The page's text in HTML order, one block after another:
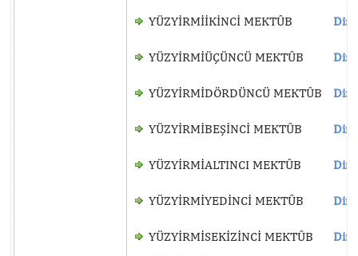
YÜZYİRMİİKİNCİ MEKTÛB
YÜZYİRMİÜÇÜNCÜ MEKTÛB
YÜZYİRMİDÖRDÜNCÜ MEKTÛB
YÜZYİRMİBEŞİNCİ MEKTÛB
YÜZYİRMİALTINCI MEKTÛB
YÜZYİRMİYEDİNCİ MEKTÛB
YÜZYİRMİSEKİZİNCİ MEKTÛB